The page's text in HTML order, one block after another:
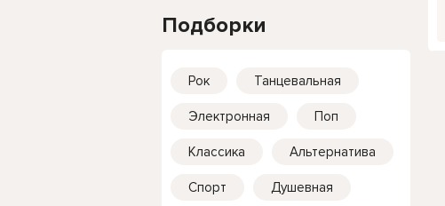
Подборки
Рок Танцевальная
Электронная Поп
Классика Альтернатива
Спорт Душевная